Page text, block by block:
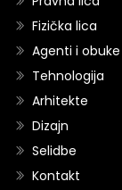
Fizička lica
Agenti i obuke
Tehnologija
Arhitekte
Dizajn
Selidbe
Kontakt